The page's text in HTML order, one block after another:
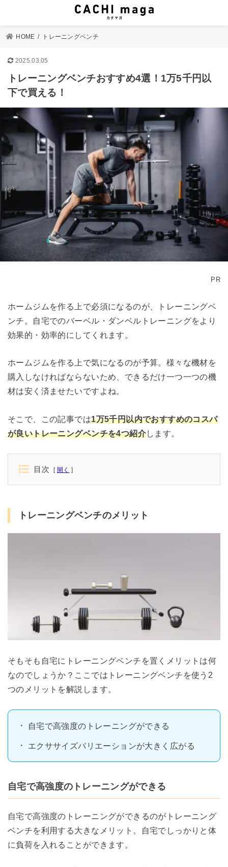
HOME トレーニングベンチ
2025.03.05
トレーニングベンチおすすめ4選！1万5千円以
下で買える！
PR
ホームジムを作る上で必須になるのが、トレーニングベ
ンチ。自宅でのバーベル・ダンベルトレーニングをより
効果的・効率的にしてくれます。
ホームジムを作る上で気になるのが予算。様々な機材を
購入しなければならないため、できるだけ一つ一つの機
材は安く済ませたいですよね。
そこで、この記事では1万5千円以内でおすすめのコスパ
が良いトレーニングベンチを4つ紹介します。
目次 開く
トレーニングベンチのメリット
そもそも自宅にトレーニングベンチを置くメリットは何
なのでしょうか？ここではトレーニングベンチを使う2
つのメリットを解説します。
自宅で高強度のトレーニングができる
エクササイズバリエーションが大きく広がる
自宅で高強度のトレーニングができる
自宅で高強度のトレーニングができるのがトレーニング
ベンチを利用する大きなメリット。自宅でしっかりと体
に負荷を入れることができます。